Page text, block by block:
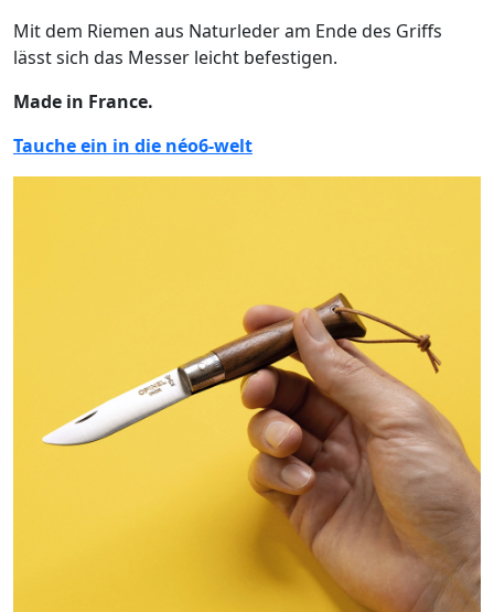
Mit dem Riemen aus Naturleder am Ende des Griffs
lässt sich das Messer leicht befestigen.
Made in France.
Tauche ein in die néo6-welt